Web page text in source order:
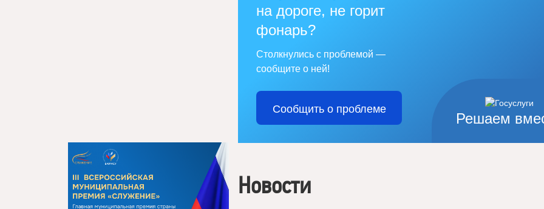
Решаем
на дороге, не горит
фонарь?
Столкнулись с проблемой —
сообщите о ней!
Сообщить о проблеме
Новости